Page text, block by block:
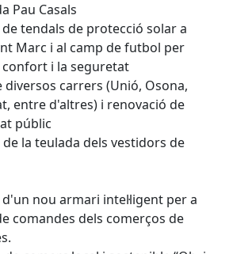
Pau Casals
de tendals de protecció solar a
Marc i al camp de futbol per
i la seguretat
diversos carrers (Unió, Osona,
entre d'altres) i renovació de
públic
de la teulada dels vestidors de
d'un nou armari intel·ligent per a
comandes dels comerços de